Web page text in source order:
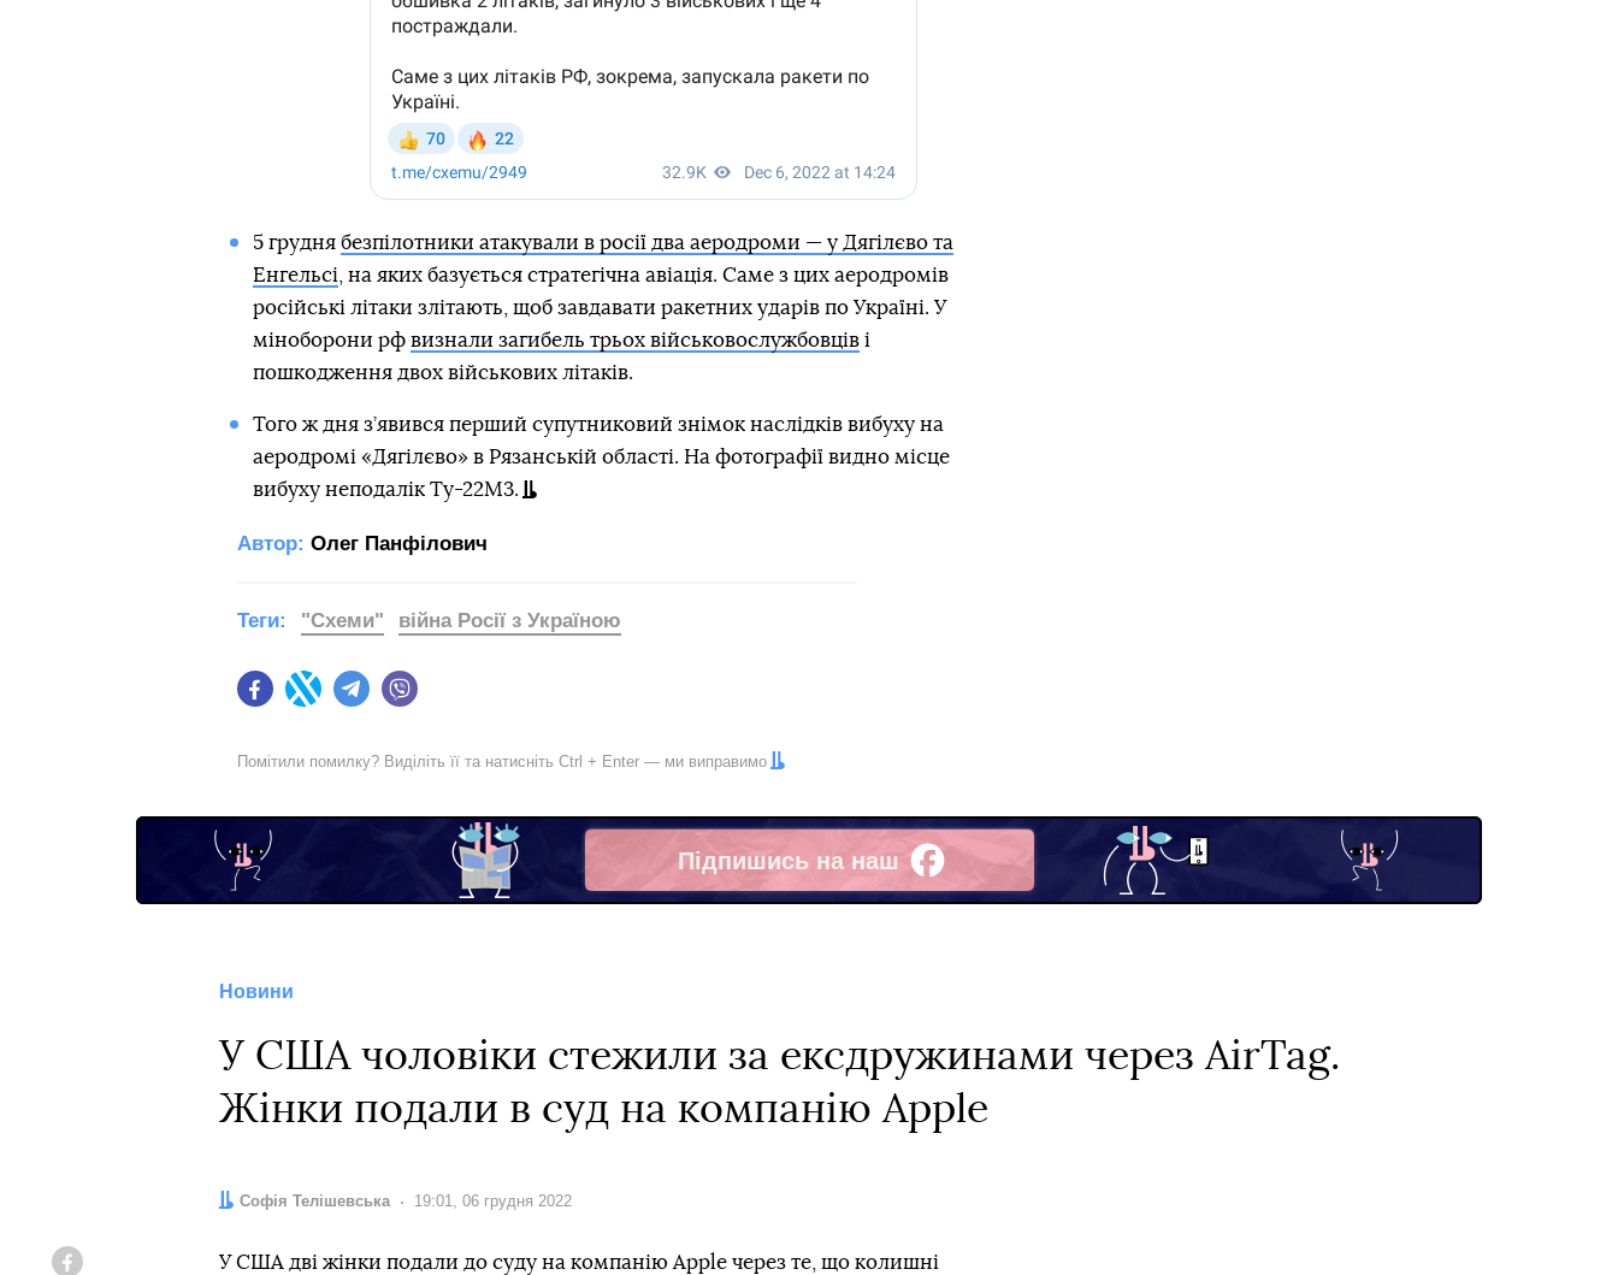
5 грудня безпілотники атакували в росії два аеродроми — у Дягілєво та
Енгельсі , на яких базується стратегічна авіація. Саме з цих аеродромів
російські літаки злітають, щоб завдавати ракетних ударів по Україні. У
міноборони рф визнали загибель трьох військовослужбовціві
пошкодження двох військових літаків.
Того ж дня з’явився перший супутниковий знімок наслідків вибуху на
аеродромі «Дягілєво» в Рязанській області. На фотографії видно місце
вибуху неподалік Ту-22М3.
Автор: Олег Панфілович
FacebookTwitter Telegram
Теги: "Схеми" війна Росії з Україною
Помітили помилку? Виділіть її та натисніть Ctrl + Enter — ми виправимо
Підпишись на наш
Facebook
Новини
У США чоловіки стежили за ексдружинами через AirTag.
Жінки подали в суд на компанію Apple
Автор:
Софія Телішевська Дата:
19:01, 06 грудня 2022
У США дві жінки подали до суду на компанію Apple через те, що колишні